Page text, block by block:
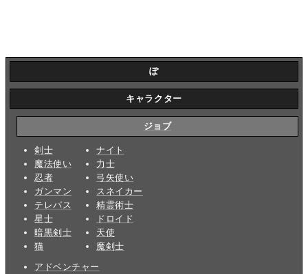
ぽ
キャラクター
ジョブ
剣士
魔法使い
忍者
ガンマン
テレパス
星士
暗黒剣士
猫
ナイト
力士
弓矢使い
スネイカー
精霊術士
ドロイド
天使
魔剣士
アドベンチャー